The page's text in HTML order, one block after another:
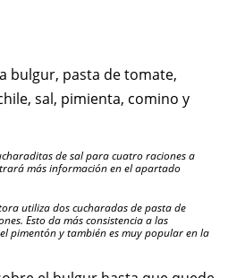
bulgur, pasta de tomate,
sal, pimienta, comino y
de sal para cuatro raciones a
más información en el apartado
utiliza dos cucharadas de pasta de
Esto da más consistencia a las
pimentón y también es muy popular en la